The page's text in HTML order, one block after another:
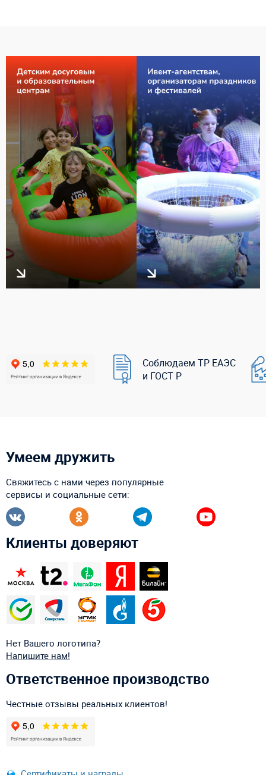
Соблюдаем ТР ЕАЭС
и ГОСТ Р
Умеем дружить
Свяжитесь с нами через популярные
сервисы и социальные сети:
Клиенты доверяют
Нет Вашего логотипа?
Напишите нам!
Ответственное производство
Честные отзывы реальных клиентов!